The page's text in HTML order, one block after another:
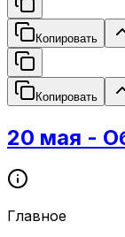
Копировать
Копировать
20 мая -
Главное